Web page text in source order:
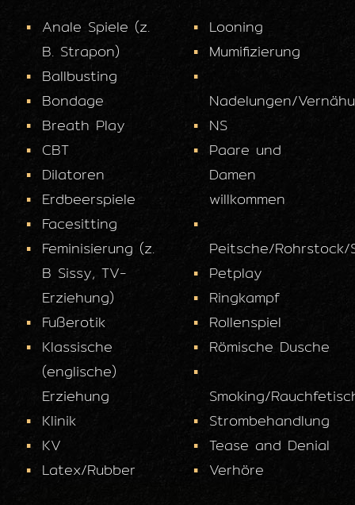
Anale Spiele (z.
B. Strapon)
Ballbusting
Bondage
Breath Play
CBT
Dilatoren
Erdbeerspiele
Facesitting
Feminisierung (z.
B Sissy, TV-
Erziehung)
Fußerotik
Klassische
(englische)
Erziehung
Klinik
KV
Latex/Rubber
Looning
Mumifizierung
Nadelungen/
NS
Paare und
Damen
willkommen
Peitsche/Rohrstock/
Petplay
Ringkampf
Rollenspiel
Römische Dusche
Smoking/
Strombehandlung
Tease and Denial
Verhöre